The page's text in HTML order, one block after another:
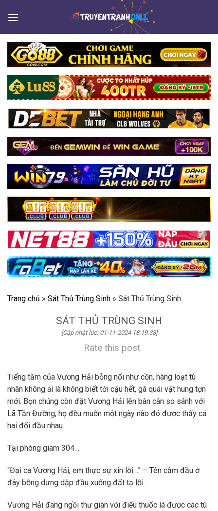
Trang chủ » Sát Thủ Trùng Sinh » Sát Thủ Trùng Sinh
SÁT THỦ TRÙNG SINH
[Cập nhật lúc: 01-11-2024 18:19:38]
Rate this post
Tiếng tăm của Vương Hải bỗng nổi như cồn, hàng loạt tù
nhân không ai là không biết tới cậu hết, gã quái vật hung tợn
mới. Bọn chúng còn đặt Vương Hải lên bàn cân so sánh với
Lã Tần Đường, họ đều muốn một ngày nào đó được thấy cả
hai đối đầu nhau.
Tại phòng giam 304…
“Đại ca Vương Hải, em thực sự xin lỗi…” – Tên cầm đầu ở
đây bỗng dưng dập đầu xuống đất tạ lỗi.
Vương Hải đang ngồi thư giãn với điếu thuốc lá được các tù